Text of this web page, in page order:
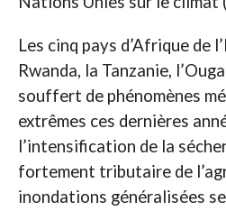
Les cinq pays d’Afrique de
Rwanda, la Tanzanie,
souffert de phénomènes
extrêmes ces dernières
l’intensification de la
fortement tributaire de
inondations généralisées